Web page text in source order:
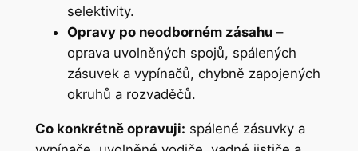
selektivity.
Opravy po neodborném zásahu–
oprava uvolněných spojů, spálených
zásuvek a vypínačů, chybně zapojených
okruhů a rozvaděčů.
Co konkrétně opravuji: spálené zásuvky a